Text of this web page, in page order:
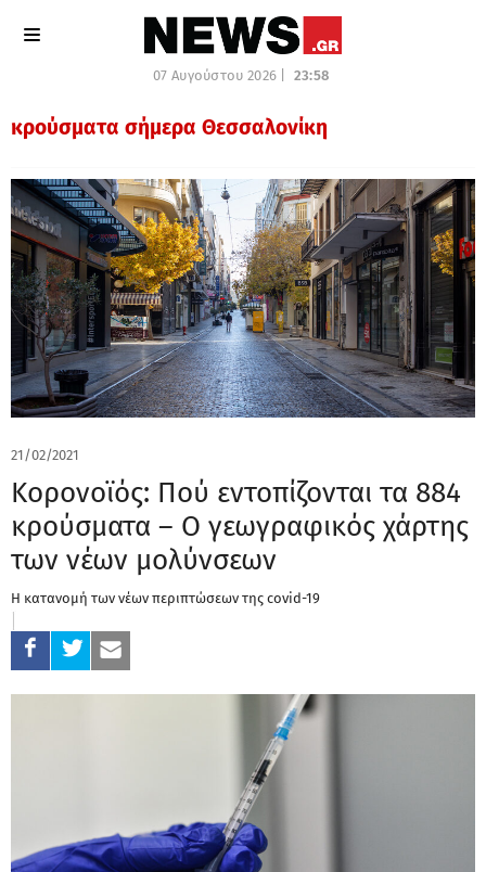
07 Αυγούστου 2026 | 23:58
κρούσματα σήμερα Θεσσαλονίκη
21/02/2021
Κορονοϊός: Πού εντοπίζονται τα 884
κρούσματα – Ο γεωγραφικός χάρτης
των νέων μολύνσεων
Η κατανομή των νέων περιπτώσεων της covid-19